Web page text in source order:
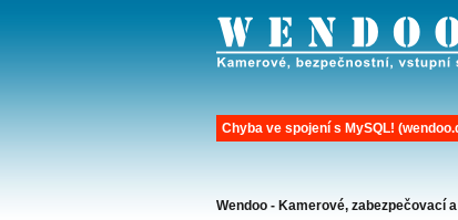
Chyba ve spojení s MySQL!
Wendoo - Kamerové, zabezpečovací